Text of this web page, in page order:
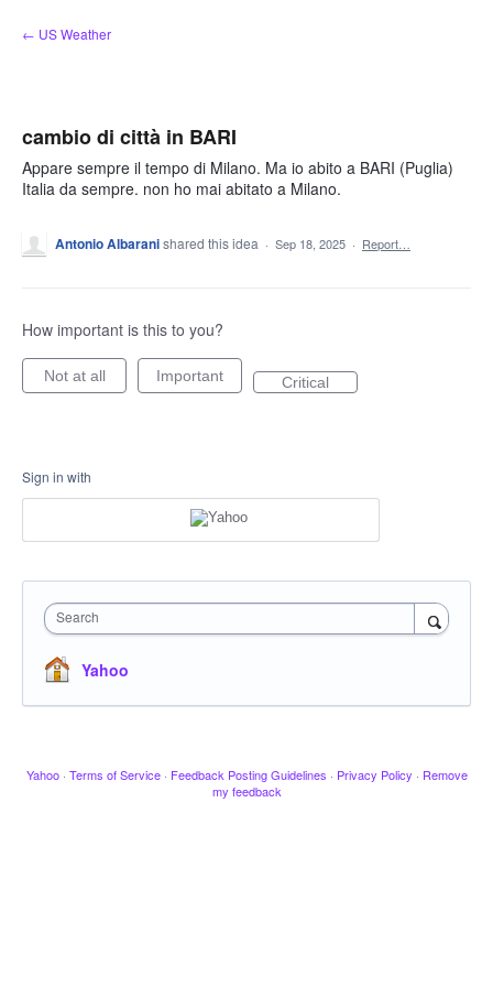
Skip
to
← US Weather
cambio di città in BARI
Appare sempre il tempo di Milano. Ma io abito a BARI (Puglia)
Italia da sempre. non ho mai abitato a Milano.
Antonio Albaranishared this idea · Sep 18, 2025 · Report…
How important is this to you?
Not at all Important Critical
Sign in with
Search
Yahoo
Yahoo · Terms of Service · Feedback Posting Guidelines · Privacy Policy · Remove
my feedback